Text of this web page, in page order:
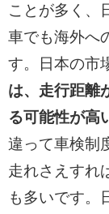
ことが多く、
車でも海外へ
す。日本の市
は、走行距離
る可能性が高
違って車検制
走れさえすれ
も多いです。